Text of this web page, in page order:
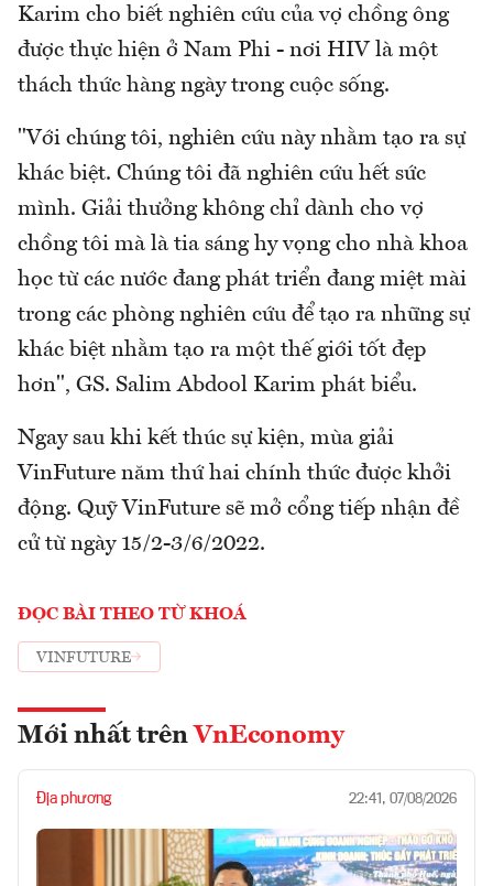
Karim cho biết nghiên cứu của vợ chồng ông
được thực hiện ở Nam Phi - nơi HIV là một
thách thức hàng ngày trong cuộc sống.
"Với chúng tôi, nghiên cứu này nhằm tạo ra sự
khác biệt. Chúng tôi đã nghiên cứu hết sức
mình. Giải thưởng không chỉ dành cho vợ
chồng tôi mà là tia sáng hy vọng cho nhà khoa
học từ các nước đang phát triển đang miệt mài
trong các phòng nghiên cứu để tạo ra những sự
khác biệt nhằm tạo ra một thế giới tốt đẹp
hơn", GS. Salim Abdool Karim phát biểu.
Ngay sau khi kết thúc sự kiện, mùa giải
VinFuture năm thứ hai chính thức được khởi
động. Quỹ VinFuture sẽ mở cổng tiếp nhận đề
cử từ ngày 15/2-3/6/2022.
ĐỌC BÀI THEO TỪ KHOÁ
VINFUTURE
Mới nhất trên VnEconomy
Địa phương 22:41, 07/08/2026